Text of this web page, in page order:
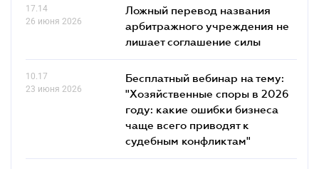
17.14
26 июня 2026
Ложный перевод названия
арбитражного учреждения не
лишает соглашение силы
10.17
23 июня 2026
Бесплатный вебинар на тему:
"Хозяйственные споры в 2026
году: какие ошибки бизнеса
чаще всего приводят к
судебным конфликтам"